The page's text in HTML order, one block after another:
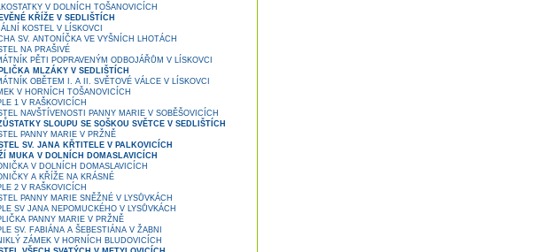
V DOLNÍCH TOŠANOVICÍCH
KŘÍŽE V SEDLIŠTÍCH
KOSTEL V LÍSKOVCI
SV. ANTONÍČKA VE VYŠNÍCH LHOTÁCH
NA PRAŠIVÉ
PĚTI POPRAVENÝM ODBOJÁŘŮM V LÍSKOVCI
MLZÁKY V SEDLIŠTÍCH
OBĚTEM I. A II. SVĚTOVÉ VÁLCE V LÍSKOVCI
V HORNÍCH TOŠANOVICÍCH
1 V RAŠKOVICÍCH
NAVŠTÍVENOSTI PANNY MARIE V SOBĚŠOVICÍCH
SLOUPU SE SOŠKOU SVĚTCE V SEDLIŠTÍCH
PANNY MARIE V PRŽNĚ
SV. JANA KŘTITELE V PALKOVICÍCH
MUKA V DOLNÍCH DOMASLAVICÍCH
V DOLNÍCH DOMASLAVICÍCH
A KŘÍŽE NA KRÁSNÉ
2 V RAŠKOVICÍCH
PANNY MARIE SNĚŽNÉ V LYSŮVKÁCH
SV JANA NEPOMUCKÉHO V LYSŮVKÁCH
PANNY MARIE V PRŽNĚ
SV. FABIÁNA A ŠEBESTIÁNA V ŽABNI
ZÁMEK V HORNÍCH BLUDOVICÍCH